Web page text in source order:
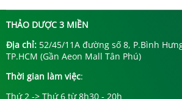
THẢO DƯỢC 3 MIỀN
Địa chỉ: 52/45/11A đường số 8, P.Bình
TP.HCM (Gần Aeon Mall Tân Phú)
Thời gian làm việc:
Thứ 2 -> Thứ 6 từ 8h30 - 20h